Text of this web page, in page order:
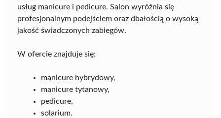
usług manicure i pedicure. Salon wyróżnia się
profesjonalnym podejściem oraz dbałością o wysoką
jakość świadczonych zabiegów.
W ofercie znajduje się:
manicure hybrydowy,
manicure tytanowy,
pedicure,
solarium.